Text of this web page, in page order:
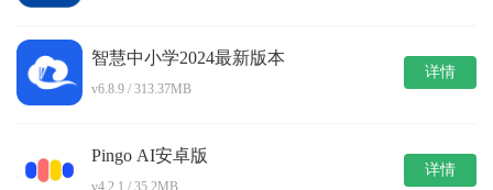
智慧中小学2024最新版本
v6.8.9 / 313.37MB
详情
Pingo AI安卓版
v4.2.1 / 35.2MB
详情